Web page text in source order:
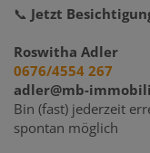
📞 Jetzt
Roswitha Adler
0676/4554 267
adler@mb-
Bin (fast) jederzeit
spontan möglich